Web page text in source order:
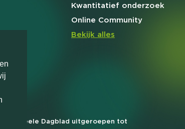
Kwantitatief onderzoek
Online Community
Bekijk alles
Dagblad uitgeroepen tot